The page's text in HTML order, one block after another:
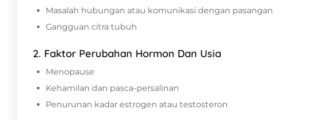
Masalah hubungan atau komunikasi dengan pasangan
Gangguan citra tubuh
2. Faktor Perubahan Hormon Dan Usia
Menopause
Kehamilan dan pasca-persalinan
Penurunan kadar estrogen atau testosteron